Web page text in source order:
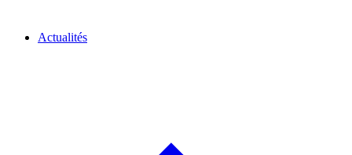
Actualités